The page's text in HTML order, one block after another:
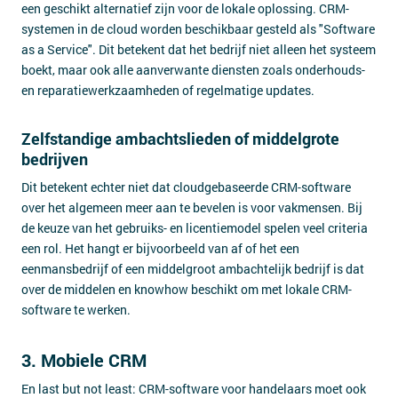
een geschikt alternatief zijn voor de lokale oplossing. CRM-
systemen in de cloud worden beschikbaar gesteld als "Software
as a Service". Dit betekent dat het bedrijf niet alleen het systeem
boekt, maar ook alle aanverwante diensten zoals onderhouds-
en reparatiewerkzaamheden of regelmatige updates.
Zelfstandige ambachtslieden of middelgrote
bedrijven
Dit betekent echter niet dat cloudgebaseerde CRM-software
over het algemeen meer aan te bevelen is voor vakmensen. Bij
de keuze van het gebruiks- en licentiemodel spelen veel criteria
een rol. Het hangt er bijvoorbeeld van af of het een
eenmansbedrijf of een middelgroot ambachtelijk bedrijf is dat
over de middelen en knowhow beschikt om met lokale CRM-
software te werken.
3. Mobiele CRM
En last but not least: CRM-software voor handelaars moet ook